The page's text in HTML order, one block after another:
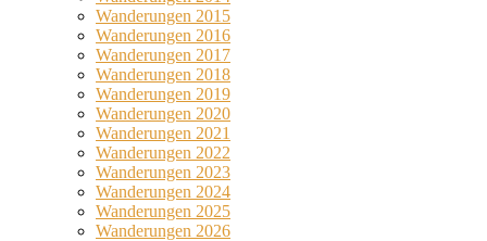
Wanderungen 2015
Wanderungen 2016
Wanderungen 2017
Wanderungen 2018
Wanderungen 2019
Wanderungen 2020
Wanderungen 2021
Wanderungen 2022
Wanderungen 2023
Wanderungen 2024
Wanderungen 2025
Wanderungen 2026